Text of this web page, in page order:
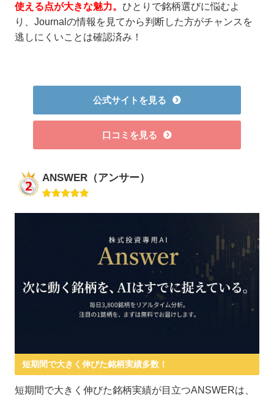
使える点が大きな魅力。 ひとりで銘柄選びに悩むよ
り、Journalの情報を見てから判断した方がチャンスを
逃しにくいことは確認済み！
公式サイトを見る
口コミを見る
ANSWER（アンサー）
短期間で大きく伸びた銘柄実績多数！
短期間で大きく伸びた銘柄実績が目立つANSWERは、